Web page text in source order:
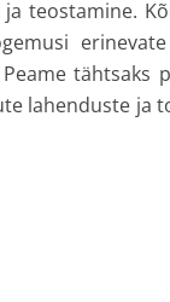
teostamine.
lahenduste ja